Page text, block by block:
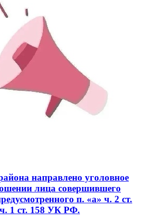
направлено уголовное
лица совершившего
п. «а» ч. 2 ст.
ч. 1 ст. 158 УК РФ.